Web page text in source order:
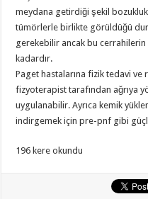
meydana getirdiği şekil
tümörlerle birlikte görüldüğü
gerekebilir ancak bu cerrahilerin
kadardır.
Paget hastalarına fizik tedavi ve
fizyoterapist tarafından ağrıya
uygulanabilir. Ayrıca kemik
indirgemek için pre-pnf gibi
196 kere okundu